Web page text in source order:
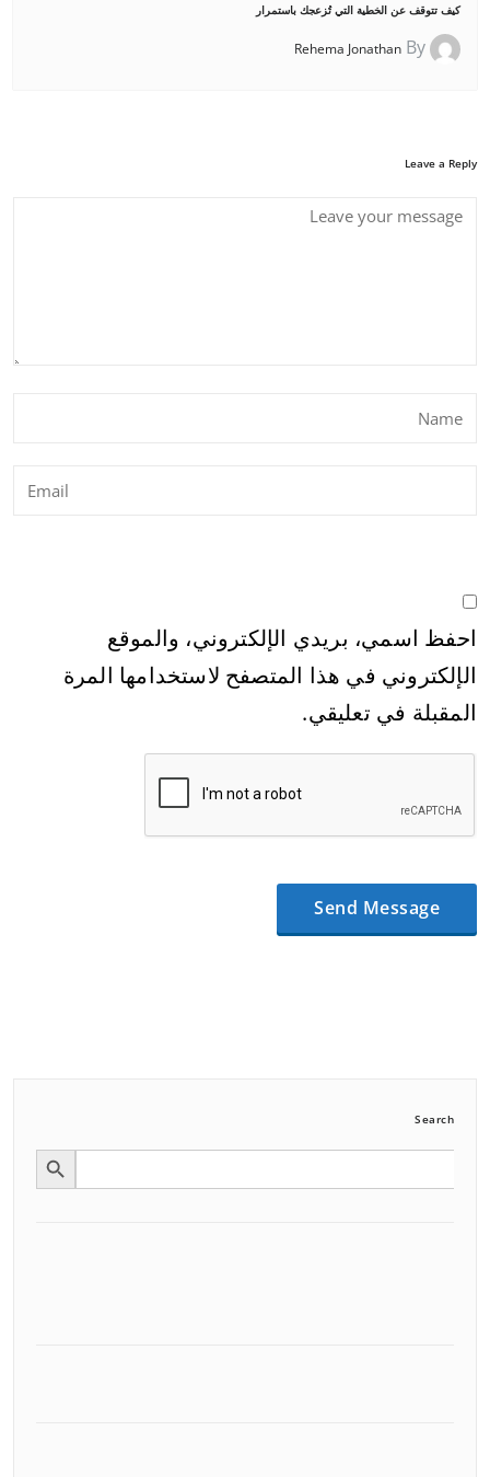
كيف تتوقف عن الخطية التي تُزعجك باستمرار
By
Rehema Jonathan
Leave a Reply
احفظ اسمي، بريدي الإلكتروني، والموقع
الإلكتروني في هذا المتصفح لاستخدامها المرة
المقبلة في تعليقي.
Search
Search
Search Button